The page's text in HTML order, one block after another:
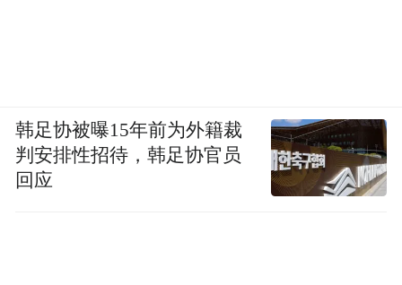
韩足协被曝15年前为外籍裁
判安排性招待，韩足协官员
回应